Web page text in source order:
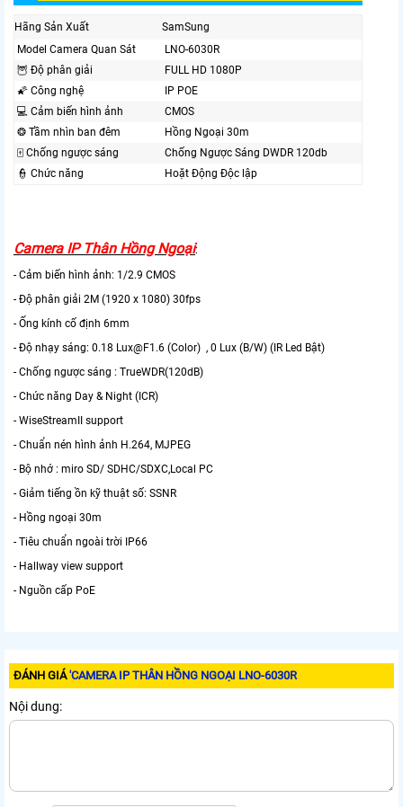
Hãng Sản Xuất
SamSung
Model Camera Quan Sát
LNO-6030R
🦉 Độ phân giải
FULL HD 1080P
🌠 Công nghệ
IP POE
💻 Cảm biến hình ảnh
CMOS
❂ Tầm nhìn ban đêm
Hồng Ngoại 30m
🀄 Chống ngược sáng
Chống Ngược Sáng DWDR 120db
👮 Chức năng
Hoặt Động Độc lập
Camera IP Thân Hồng Ngoại:
- Cảm biến hình ảnh: 1/2.9 CMOS
- Độ phân giải 2M (1920 x 1080) 30fps
- Ống kính cố định 6mm
- Độ nhạy sáng: 0.18 Lux@F1.6 (Color) , 0 Lux (B/W) (IR Led Bật)
- Chống ngược sáng : TrueWDR(120dB)
- Chức năng Day & Night (ICR)
- WiseStreamII support
- Chuẩn nén hình ảnh H.264, MJPEG
- Bộ nhớ : miro SD/ SDHC/SDXC,Local PC
- Giảm tiếng ồn kỹ thuật số: SSNR
- Hồng ngoại 30m
- Tiêu chuẩn ngoài trời IP66
- Hallway view support
- Nguồn cấp PoE
ĐÁNH GIÁ'CAMERA IP THÂN HỒNG NGOẠI LNO-6030R
Nội dung: